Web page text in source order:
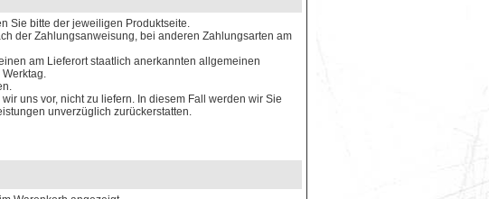
Sie bitte der jeweiligen Produktseite.
der Zahlungsanweisung, bei anderen Zahlungsarten am
am Lieferort staatlich anerkannten allgemeinen
uns vor, nicht zu liefern. In diesem Fall werden wir Sie
unverzüglich zurückerstatten.